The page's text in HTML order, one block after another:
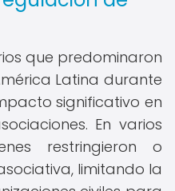
que predominaron
Latina durante
significativo en
En varios
restringieron o
limitando la